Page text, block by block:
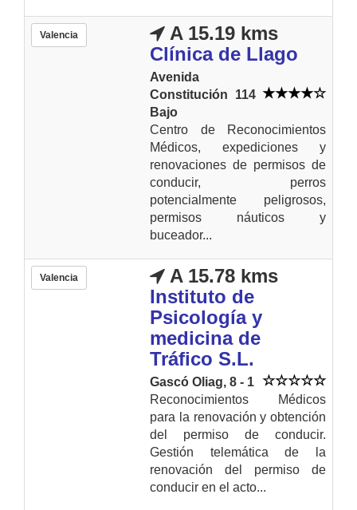
Valencia
A 15.19 kms
Clínica de Llago
Avenida
Constitución 114
Bajo
Centro de Reconocimientos
Médicos, expediciones y
renovaciones de permisos de
conducir, perros
potencialmente peligrosos,
permisos náuticos y
buceador...
Valencia
A 15.78 kms
Instituto de
Psicología y
medicina de
Tráfico S.L.
Gascó Oliag, 8 - 1
Reconocimientos Médicos
para la renovación y obtención
del permiso de conducir.
Gestión telemática de la
renovación del permiso de
conducir en el acto...